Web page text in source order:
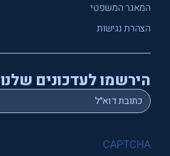
המאגר המשפטי
הצהרת נגישות
הירשמו לעדכונים שלנו
Email
*
CAPTCHA